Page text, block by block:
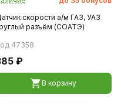
скорости а/м ГАЗ, УАЗ
разъём (СОАТЭ)
47358
₽
В корзину